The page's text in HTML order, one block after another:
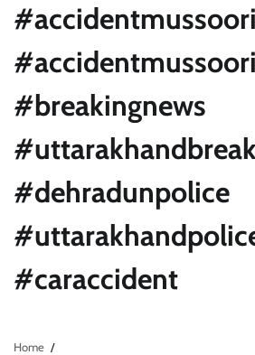
#breakingnews
#dehradunpolice
#caraccident
Home